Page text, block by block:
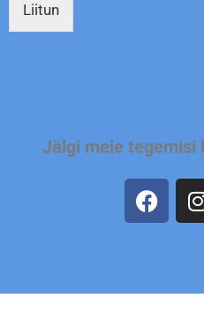
Liitun
Jälgi meie tegemisi